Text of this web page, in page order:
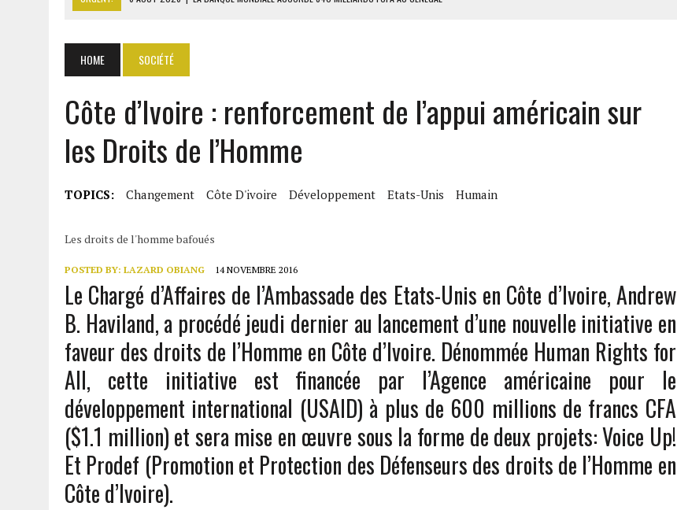
MONDIAL 2030 : INFANTINO ACCUSÉ D’AVOIR PROMIS LA FINALE AU MAROC
6 AOÛT 2026 | SÉNÉGAL : ABDOU KHADIR SOW QUITTE LE PRP POUR SOUTENIR DIOMAYE FAYE
6 AOÛT 2026
| CÔTE D’IVOIRE-UE : 1 074 LIGNES TARIFAIRES DANS LA 4E PHASE DE L’APE
HOME SOCIÉTÉ
Côte d’Ivoire : renforcement de l’appui américain sur
les Droits de l’Homme
TOPICS: Changement Côte D'ivoire Développement Etats-Unis Humain
Les droits de l'homme bafoués
POSTED BY: LAZARD OBIANG 14 NOVEMBRE 2016
Le Chargé d’Affaires de l’Ambassade des Etats-Unis en Côte d’Ivoire, Andrew
B. Haviland, a procédé jeudi dernier au lancement d’une nouvelle initiative en
faveur des droits de l’Homme en Côte d’Ivoire. Dénommée Human Rights for
All, cette initiative est financée par l’Agence américaine pour le
développement international (USAID) à plus de 600 millions de francs CFA
($1.1 million) et sera mise en œuvre sous la forme de deux projets: Voice Up!
Et Prodef (Promotion et Protection des Défenseurs des droits de l’Homme en
Côte d’Ivoire).